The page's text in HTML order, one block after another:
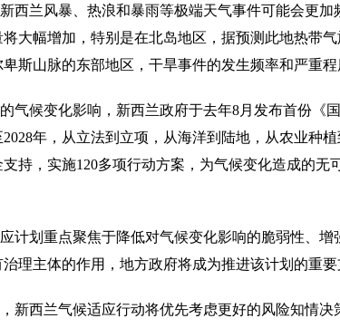
西兰风暴、热浪和暴雨等极端天气事件可能会更
大幅增加，特别是在北岛地区，据预测此地热带
斯山脉的东部地区，干旱事件的发生频率和严重程
气候变化影响，新西兰政府于去年8月发布首份《
2028年，从立法到立项，从海洋到陆地，从农业种
持，实施120多项行动方案，为气候变化造成的无
计划重点聚焦于降低对气候变化影响的脆弱性、
理主体的作用，地方政府将成为推进该计划的重要
新西兰气候适应行动将优先考虑更好的风险知情